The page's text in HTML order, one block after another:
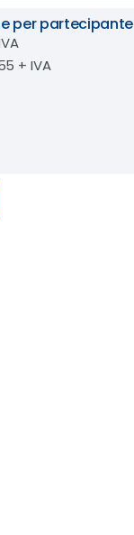
per partecipante
+ IVA